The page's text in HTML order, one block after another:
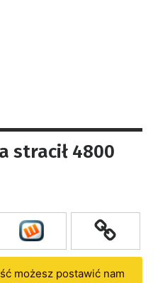
stracił 4800
możesz postawić nam